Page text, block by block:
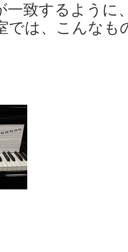
一致するように
では、こんなも